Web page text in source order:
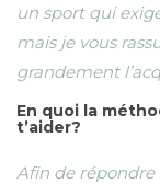
un sport qui
mais je vous
grandement
En quoi la
t’aider?
Afin de répondre